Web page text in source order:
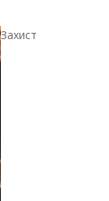
Захист